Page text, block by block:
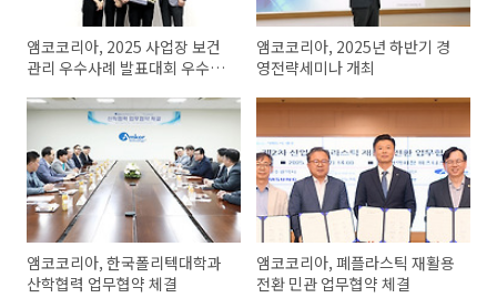
앰코코리아, 2025 사업장 보건
관리 우수사례 발표대회 우수상
앰코코리아, 2025년 하반기 경
영전략세미나 개최
앰코코리아, 한국폴리텍대학과
산학협력 업무협약 체결
앰코코리아, 폐플라스틱 재활용
전환 민관 업무협약 체결